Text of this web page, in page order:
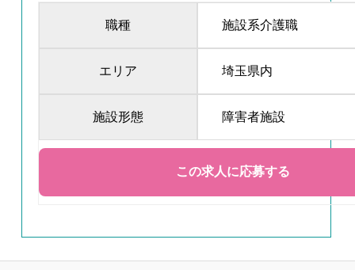
職種 施設系介護職
エリア 埼玉県内
施設形態 障害者施設